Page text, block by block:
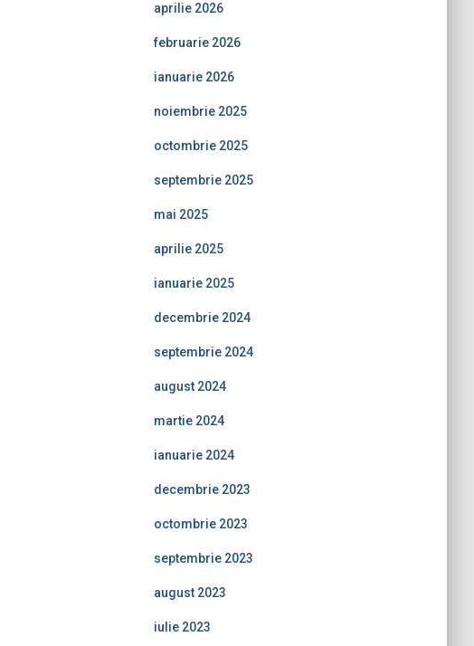
aprilie 2026
februarie 2026
ianuarie 2026
noiembrie 2025
octombrie 2025
septembrie 2025
mai 2025
aprilie 2025
ianuarie 2025
decembrie 2024
septembrie 2024
august 2024
martie 2024
ianuarie 2024
decembrie 2023
octombrie 2023
septembrie 2023
august 2023
iulie 2023